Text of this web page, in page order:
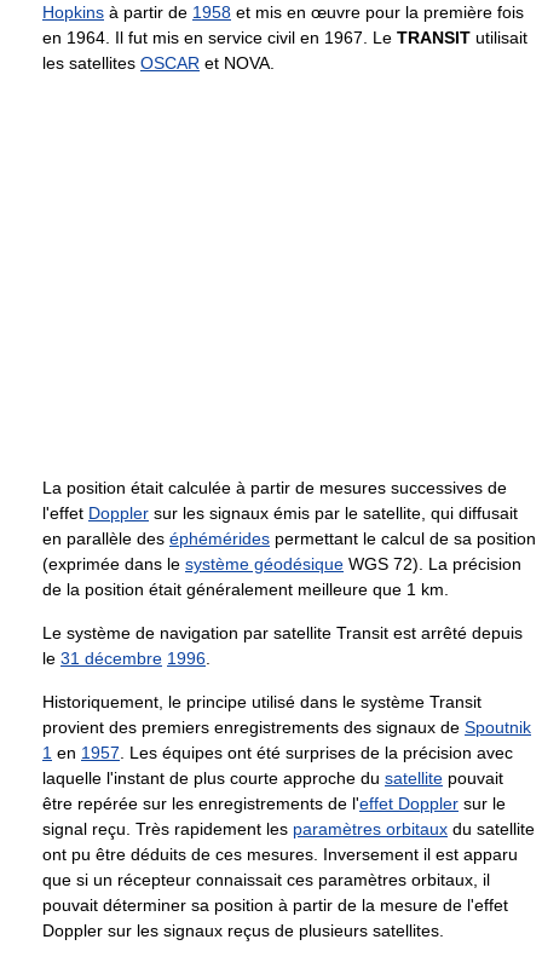
Hopkins à partir de 1958 et mis en œuvre pour la première fois
en 1964. Il fut mis en service civil en 1967. Le TRANSIT utilisait
les satellites OSCAR et NOVA.
La position était calculée à partir de mesures successives de
l'effet Doppler sur les signaux émis par le satellite, qui diffusait
en parallèle des éphémérides permettant le calcul de sa position
(exprimée dans le système géodésique WGS 72). La précision
de la position était généralement meilleure que 1 km.
Le système de navigation par satellite Transit est arrêté depuis
le 31 décembre 1996
Historiquement, le principe utilisé dans le système Transit
provient des premiers enregistrements des signaux de Spoutnik
1 en 1957 . Les équipes ont été surprises de la précision avec
laquelle l'instant de plus courte approche du satellite pouvait
être repérée sur les enregistrements de l'effet Doppler sur le
signal reçu. Très rapidement les paramètres orbitaux du satellite
ont pu être déduits de ces mesures. Inversement il est apparu
que si un récepteur connaissait ces paramètres orbitaux, il
pouvait déterminer sa position à partir de la mesure de l'effet
Doppler sur les signaux reçus de plusieurs satellites.